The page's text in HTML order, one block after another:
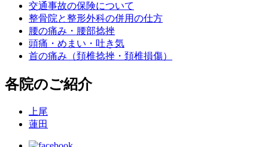
交通事故の保険について
整骨院と整形外科の併用の仕方
腰の痛み・腰部捻挫
頭痛・めまい・吐き気
首の痛み（頚椎捻挫・頚椎損傷）
各院のご紹介
上尾
蓮田